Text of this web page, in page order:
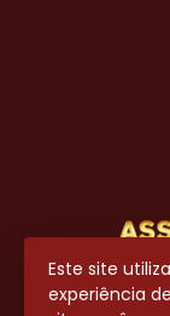
Este site
experiência